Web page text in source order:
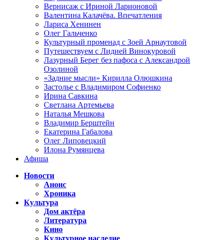
Вернисаж с Ириной Ларионовой
Валентина Калачёва. Впечатления
Лариса Хенинен
Олег Гальченко
Культурный променад с Зоей Арнаутовой
Путешествуем с Лидией Винокуровой
Лазурный Берег без пафоса с Александрой
Озолиной
«Задние мысли» Кирилла Олюшкина
Застолье с Владимиром Софиенко
Ирина Савкина
Светлана Артемьева
Наталья Мешкова
Владимир Берштейн
Екатерина Габалова
Олег Липовецкий
Илона Румянцева
Афиша
Новости
Анонс
Хроника
Культура
Дом актёра
Литература
Кино